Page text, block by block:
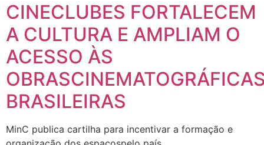
CINECLUBES FORTALECEM
A CULTURA E AMPLIAM O
ACESSO ÀS
BRASILEIRAS
MinC publica cartilha para incentivar a formação e